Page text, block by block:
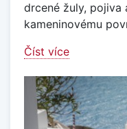
drcené žuly, pojiva
kameninovému
Číst více